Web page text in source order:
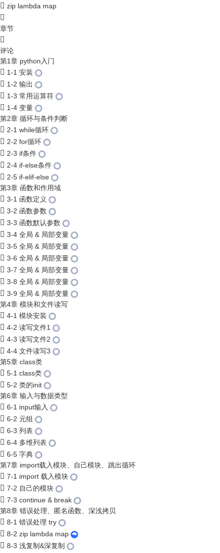
zip lambda map
章节
评论
第1章 python入门
1-1 安装
1-2 输出
1-3 常用运算符
1-4 变量
第2章 循环与条件判断
2-1 while循环
2-2 for循环
2-3 if条件
2-4 if-else条件
2-5 if-elif-else
第3章 函数和作用域
3-1 函数定义
3-2 函数参数
3-3 函数默认参数
3-4 全局 & 局部变量
3-5 全局 & 局部变量
3-6 全局 & 局部变量
3-7 全局 & 局部变量
3-8 全局 & 局部变量
3-9 全局 & 局部变量
第4章 模块和文件读写
4-1 模块安装
4-2 读写文件1
4-3 读写文件2
4-4 文件读写3
第5章 class类
5-1 class类
5-2 类的init
第6章 输入与数据类型
6-1 input输入
6-2 元组
6-3 列表
6-4 多维列表
6-5 字典
第7章 import载入模块、自己模块、跳出循环
7-1 import 载入模块
7-2 自己的模块
7-3 continue & break
第8章 错误处理、匿名函数、深浅拷贝
8-1 错误处理 try
8-2 zip lambda map
8-3 浅复制&深复制